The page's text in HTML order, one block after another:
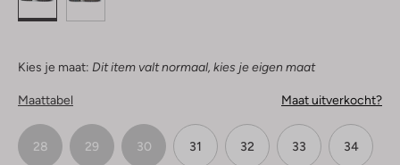
Kies je maat: Dit item valt normaal, kies je eigen maat
Maattabel Maat uitverkocht?
28 29 30 31 32 33 34